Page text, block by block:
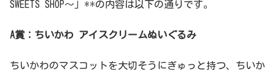
SWEETS SHOP～」**の内容は以下の通りです。
A賞：ちいかわ アイスクリームぬいぐるみ
ちいかわのマスコットを大切そうにぎゅっと持つ、ちいか